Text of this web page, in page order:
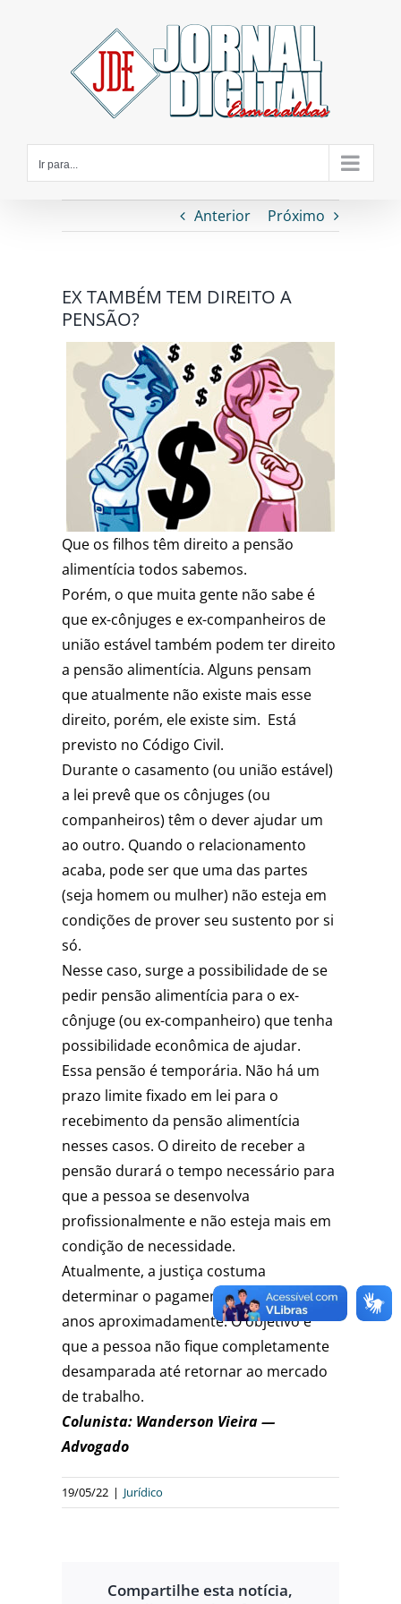
Ir para...
Anterior Próximo
EX TAMBÉM TEM DIREITO A
PENSÃO?
Que os filhos têm direito a pensão
alimentícia todos sabemos.
Porém, o que muita gente não sabe é
que ex-cônjuges e ex-companheiros de
união estável também podem ter direito
a pensão alimentícia. Alguns pensam
que atualmente não existe mais esse
direito, porém, ele existe sim. Está
previsto no Código Civil.
Durante o casamento (ou união estável)
a lei prevê que os cônjuges (ou
companheiros) têm o dever ajudar um
ao outro. Quando o relacionamento
acaba, pode ser que uma das partes
(seja homem ou mulher) não esteja em
condições de prover seu sustento por si
só.
Nesse caso, surge a possibilidade de se
pedir pensão alimentícia para o ex-
cônjuge (ou ex-companheiro) que tenha
possibilidade econômica de ajudar.
Essa pensão é temporária. Não há um
prazo limite fixado em lei para o
recebimento da pensão alimentícia
nesses casos. O direito de receber a
pensão durará o tempo necessário para
que a pessoa se desenvolva
profissionalmente e não esteja mais em
condição de necessidade.
Atualmente, a justiça costuma
determinar o pagamento durante 1 ou 2
anos aproximadamente. O objetivo é
que a pessoa não fique completamente
desamparada até retornar ao mercado
de trabalho.
Colunista: Wanderson Vieira —
Advogado
19/05/22 | Jurídico
Compartilhe esta notícia,